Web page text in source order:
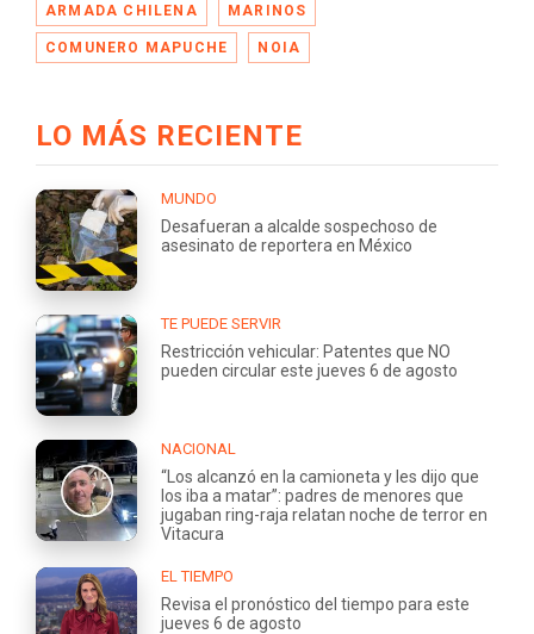
ARMADA CHILENA MARINOS
COMUNERO MAPUCHE NOIA
LO MÁS RECIENTE
MUNDO
Desafueran a alcalde sospechoso de
asesinato de reportera en México
TE PUEDE SERVIR
Restricción vehicular: Patentes que NO
pueden circular este jueves 6 de agosto
NACIONAL
“Los alcanzó en la camioneta y les dijo que
los iba a matar”: padres de menores que
jugaban ring-raja relatan noche de terror en
Vitacura
EL TIEMPO
Revisa el pronóstico del tiempo para este
jueves 6 de agosto